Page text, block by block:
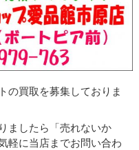
の買取を募集しておりま
ましたら「売れないか
軽に当店までお問い合わ